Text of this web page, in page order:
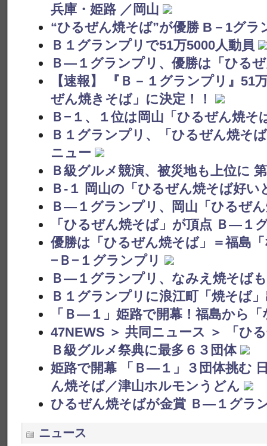
兵庫・姫路 ／岡山
“ひるぜん焼そば”が優勝 B－1グラ
Ｂ１グランプリで51万5000人動員
Ｂ―１グランプリ、優勝は「ひる
【速報】 『Ｂ－１グランプリ』51
ぜん焼きそば」に決定！！
Ｂ−１、１位は岡山「ひるぜん焼そ
Ｂ１グランプリ、「ひるぜん焼そ
ニュー
Ｂ級グルメ競演、被災地も上位に
Ｂ-１ 岡山の「ひるぜん焼そば好い
Ｂ―１グランプリ、岡山「ひるぜ
「ひるぜん焼そば」が頂点 Ｂ―１
優勝は「ひるぜん焼そば」＝福島
−Ｂ−１グランプリ
Ｂ―１グランプリ、なみえ焼そば
Ｂ１グランプリに浪江町「焼そば
「Ｂ―１」姫路で開幕！福島から
47NEWS ＞ 共同ニュース ＞ 「ひ
Ｂ級グルメ祭典に最多６３団体
姫路で開幕 「Ｂ―１」３団体挑む
ん焼そば／津山ホルモンうどん
ひるぜん焼そばが金賞 Ｂ―１グラ
ニュース